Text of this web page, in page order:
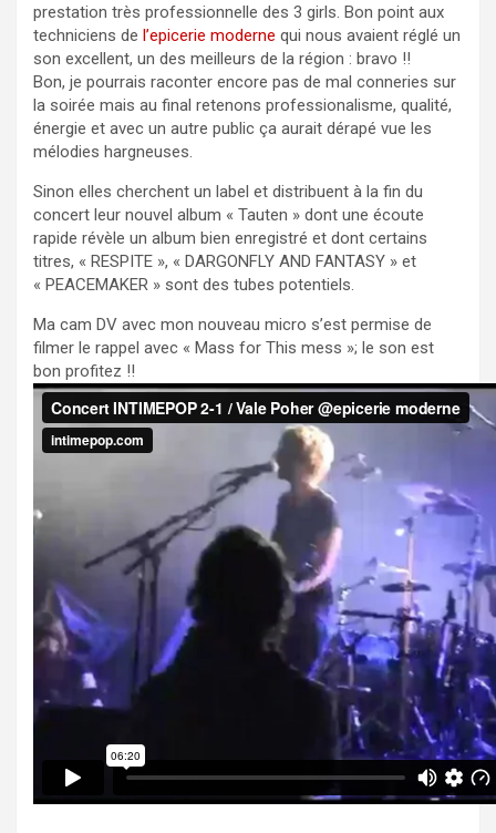
prestation très professionnelle des 3 girls. Bon point aux
techniciens de l’epicerie moderne qui nous avaient réglé un
son excellent, un des meilleurs de la région : bravo !!
Bon, je pourrais raconter encore pas de mal conneries sur
la soirée mais au final retenons professionalisme, qualité,
énergie et avec un autre public ça aurait dérapé vue les
mélodies hargneuses.
Sinon elles cherchent un label et distribuent à la fin du
concert leur nouvel album « Tauten » dont une écoute
rapide révèle un album bien enregistré et dont certains
titres, « RESPITE », « DARGONFLY AND FANTASY » et
« PEACEMAKER » sont des tubes potentiels.
Ma cam DV avec mon nouveau micro s’est permise de
filmer le rappel avec « Mass for This mess »; le son est
bon profitez !!